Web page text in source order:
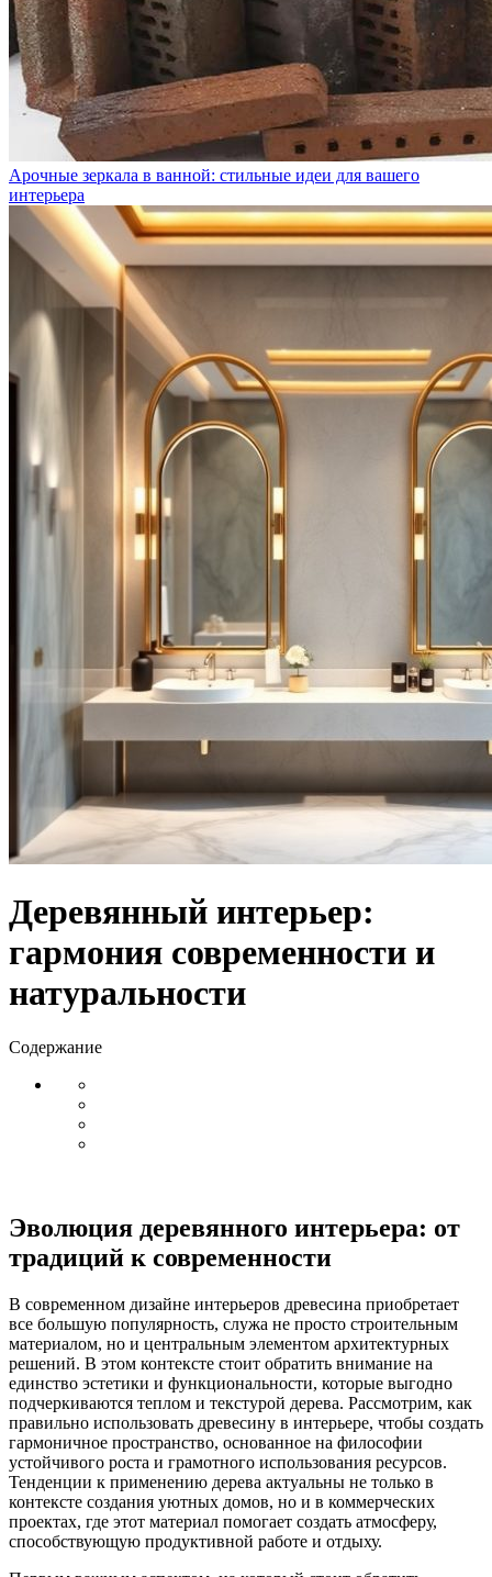
Арочные зеркала в ванной: стильные идеи для вашего
интерьера
Деревянный интерьер:
гармония современности и
натуральности
Содержание
Эволюция деревянного интерьера: от
традиций к современности
В современном дизайне интерьеров древесина приобретает
все большую популярность, служа не просто строительным
материалом, но и центральным элементом архитектурных
решений. В этом контексте стоит обратить внимание на
единство эстетики и функциональности, которые выгодно
подчеркиваются теплом и текстурой дерева. Рассмотрим, как
правильно использовать древесину в интерьере, чтобы создать
гармоничное пространство, основанное на философии
устойчивого роста и грамотного использования ресурсов.
Тенденции к применению дерева актуальны не только в
контексте создания уютных домов, но и в коммерческих
проектах, где этот материал помогает создать атмосферу,
способствующую продуктивной работе и отдыху.